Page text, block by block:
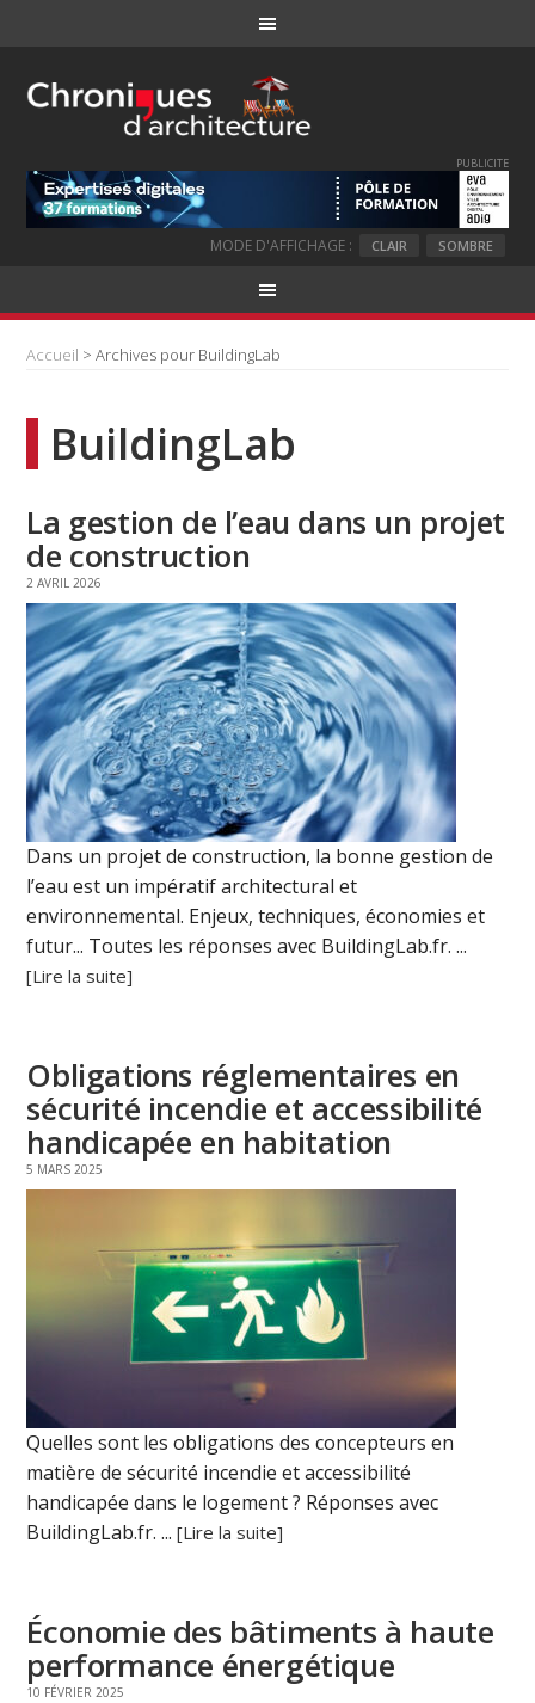
PUBLICITE
MODE D'AFFICHAGE : CLAIR SOMBRE
Accueil > Archives pour BuildingLab
BuildingLab
La gestion de l’eau dans un projet
de construction
2 AVRIL 2026
Dans un projet de construction, la bonne gestion de
l’eau est un impératif architectural et
environnemental. Enjeux, techniques, économies et
futur... Toutes les réponses avec BuildingLab.fr. ...
[Lire la suite]
Obligations réglementaires en
sécurité incendie et accessibilité
handicapée en habitation
5 MARS 2025
Quelles sont les obligations des concepteurs en
matière de sécurité incendie et accessibilité
handicapée dans le logement ? Réponses avec
BuildingLab.fr. ...[Lire la suite]
Économie des bâtiments à haute
performance énergétique
10 FÉVRIER 2025